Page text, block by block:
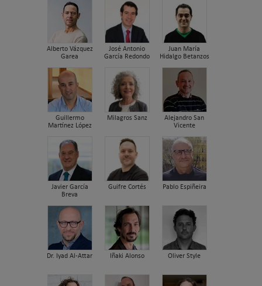
Alberto Vázquez
Garea
José Antonio
García Redondo
Juan María
Hidalgo Betanzos
Guillermo
Martínez López
Milagros Sanz
Alejandro San
Vicente
Javier García
Breva
Guifre Cortés Pablo Espiñeira
Dr. Iyad Al-Attar Iñaki Alonso Oliver Style